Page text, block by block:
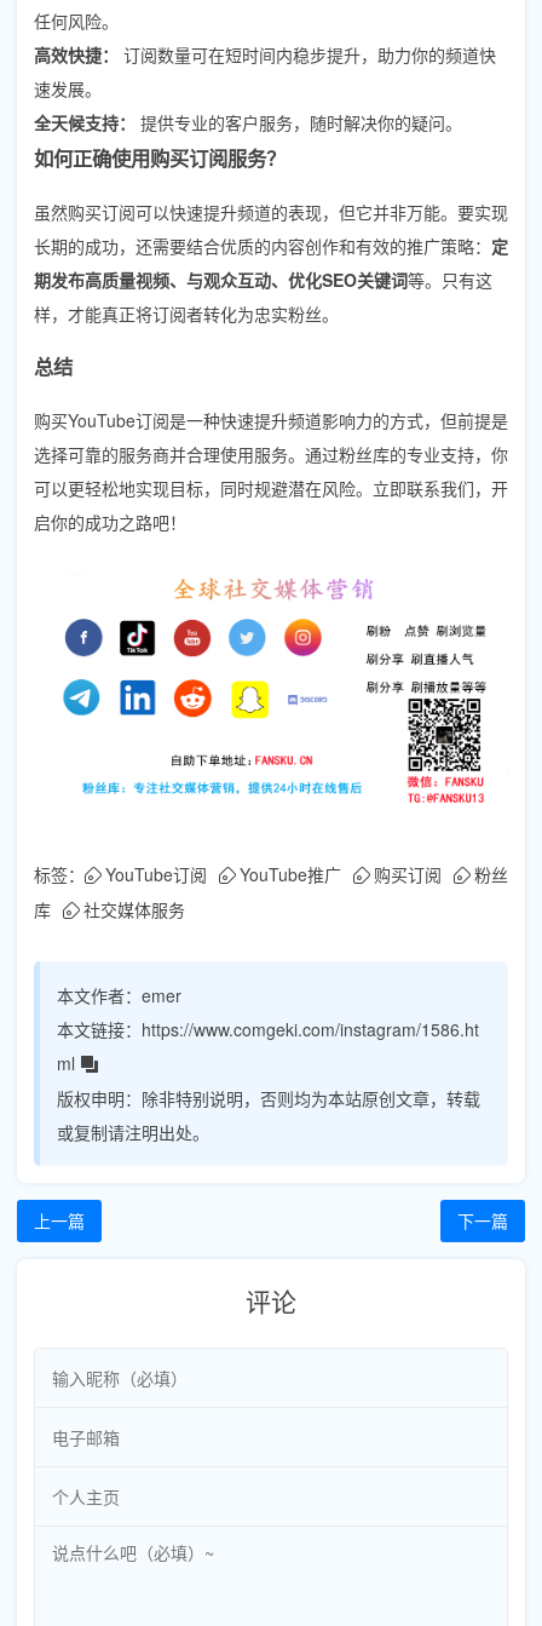
任何风险。
高效快捷：
订阅数量可在短时间内稳步提升，助力你的频道快
速发展。
全天候支持：
提供专业的客户服务，随时解决你的疑问。
如何正确使用购买订阅服务？
虽然购买订阅可以快速提升频道的表现，但它并非万能。要实现
长期的成功，还需要结合优质的内容创作和有效的推广策略： 定
期发布高质量视频、与观众互动、优化SEO关键词等。只有这
样，才能真正将订阅者转化为忠实粉丝。
总结
购买YouTube订阅是一种快速提升频道影响力的方式，但前提是
选择可靠的服务商并合理使用服务。通过粉丝库的专业支持，你
可以更轻松地实现目标，同时规避潜在风险。立即联系我们，开
启你的成功之路吧！
标签： YouTube订阅 YouTube推广 购买订阅
粉丝
库
社交媒体服务
本文作者： emer
本文链接： https://www.comgeki.com/instagram/1586.ht
ml
版权申明： 除非特别说明，否则均为本站原创文章，转载
或复制请注明出处。
上一篇 下一篇
评论